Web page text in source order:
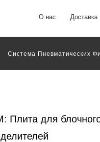
О нас Доставка
Система Пневматических
Плита для